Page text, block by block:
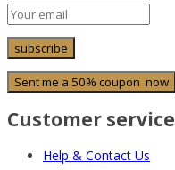
Customer service
Help & Contact Us